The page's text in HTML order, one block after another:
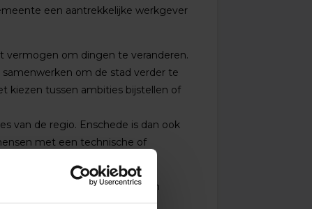
een aantrekkelijke werkgever
vermogen om dingen te veranderen.
om de stad verder te
kiezen tussen ambities bijstellen of
van de regio. Enschede is dan ook
met een technische of
weten.
lever met frisse inzichten een